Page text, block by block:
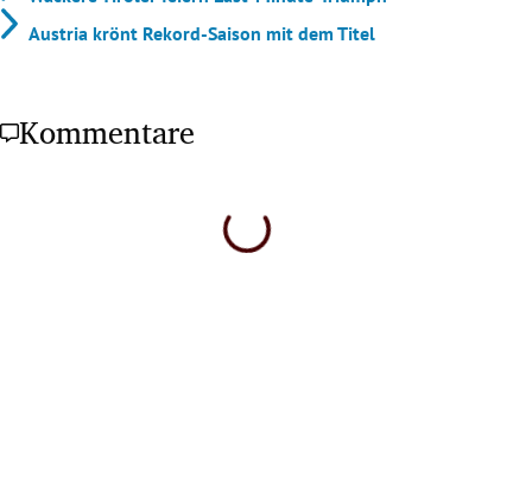
Austria krönt Rekord-Saison mit dem Titel
Kommentare